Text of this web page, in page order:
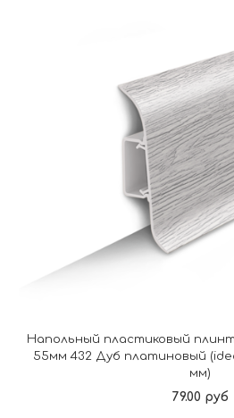
Напольный пластиковый
55мм 432 Дуб платиновый
мм)
79.00 руб